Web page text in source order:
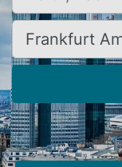
Ort, Stadt